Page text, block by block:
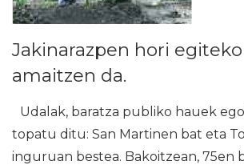
Jakinarazpen hori
amaitzen da.
Udalak, baratza publiko hauek
topatu ditu: San Martinen bat eta
inguruan bestea. Bakoitzean, 75en